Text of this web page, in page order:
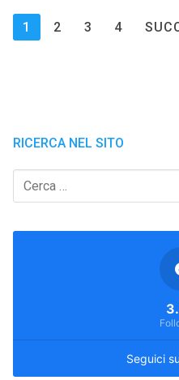
Paginazione
degli
1 2 3 4
RICERCA NEL SITO
Cerca:
Seguici